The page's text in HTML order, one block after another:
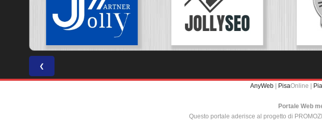
❮
AnyWeb | PisaOnline |
Portale Web
Questo portale aderisce al progetto di